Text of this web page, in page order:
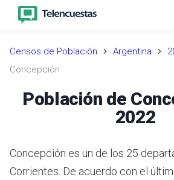
Censos de Población Argentina
Concepción
Población de
2022
Concepción es un de los 25
Corrientes. De acuerdo con el